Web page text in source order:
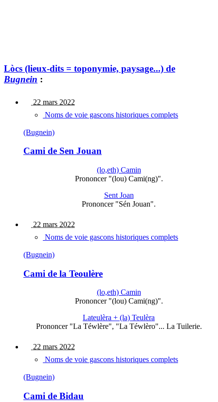
Lòcs (lieux-dits = toponymie, paysage...) de
Bugnein :
22 mars 2022
Noms de voie gascons historiques complets
(Bugnein)
Cami de Sen Jouan
(lo,eth) Camin
Prononcer "(lou) Cami(ng)".
Sent Joan
Prononcer "Sén Jouan".
22 mars 2022
Noms de voie gascons historiques complets
(Bugnein)
Cami de la Teoulère
(lo,eth) Camin
Prononcer "(lou) Cami(ng)".
Lateulèra + (la) Teulèra
Prononcer "La Téwlère", "La Téwlèro"... La Tuilerie.
22 mars 2022
Noms de voie gascons historiques complets
(Bugnein)
Cami de Bidau